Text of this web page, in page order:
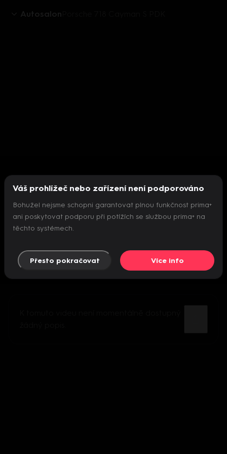
Autosalon
Nepodařilo se inicializovat přehrávač
Váš prohlížeč nebo zařízení není podporováno
Bohužel nejsme schopni garantovat plnou funkčnost prima+
ani poskytovat podporu při potížích se službou prima+ na
těchto systémech.
Přesto pokračovat Více info